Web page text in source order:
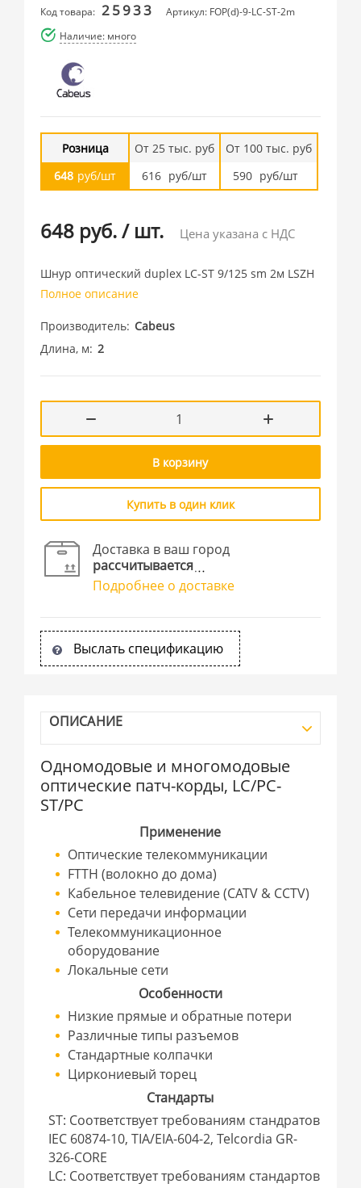
Код товара: 25933
Артикул: FOP(d)-9-LC-ST-2m
Наличие: много
Розница
648 руб/шт
От 25 тыс. руб
616 руб/шт
От 100 тыс. руб
590 руб/шт
648 руб./ шт. Цена указана с НДС
Шнур оптический duplex LC-ST 9/125 sm 2м LSZH
Полное описание
Производитель Cabeus
Длина, м 2
В корзину
Купить в один клик
Доставка в ваш город
рассчитывается
Подробнее о доставке
Выслать спецификацию
ОПИСАНИЕ
Одномодовые и многомодовые
оптические патч-корды, LC/PC-
ST/PC
Применение
Оптические телекоммуникации
FTTH (волокно до дома)
Кабельное телевидение (CATV & CCTV)
Сети передачи информации
Телекоммуникационное
оборудование
Локальные сети
Особенности
Низкие прямые и обратные потери
Различные типы разъемов
Стандартные колпачки
Циркониевый торец
Стандарты
ST: Соответствует требованиям стандратов
IEC 60874-10, TIA/EIA-604-2, Telcordia GR-
326-CORE
LC: Соответствует требованиям стандартов